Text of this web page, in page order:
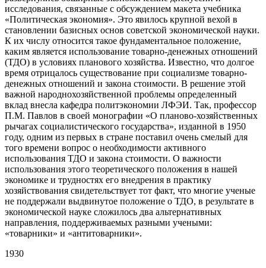
исследования, связанные с обсуждением макета учебника
«Политическая экономия». Это явилось крупной вехой в
становлении базисных основ советской экономической науки.
К их числу относится такое фундаментальное положение,
каким является использование товарно-денежных отношений
(ТДО) в условиях планового хозяйства. Известно, что долгое
время отрицалось существование при социализме товарно-
денежных отношений и закона стоимости. В решение этой
важной народнохозяйственной проблемы определенный
вклад внесла кафедра политэкономии ЛФЭИ. Так, профессор
П.М. Павлов в своей монографии «О планово-хозяйственных
рычагах социалистического государства», изданной в 1950
году, одним из первых в стране поставил очень смелый для
того времени вопрос о необходимости активного
использования ТДО и закона стоимости. О важности
использования этого теоретического положения в нашей
экономике и трудностях его внедрения в практику
хозяйствования свидетельствует тот факт, что многие ученые
не поддержали выдвинутое положение о ТДО, в результате в
экономической науке сложилось два альтернативных
направления, поддерживаемых разными учеными:
«товарники» и «антитоварники».
1930